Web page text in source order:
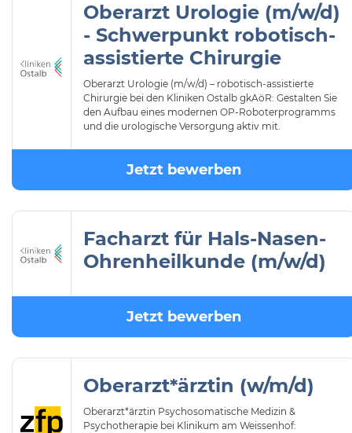
Oberarzt Urologie (m/w/d)
- Schwerpunkt robotisch-
assistierte Chirurgie
Oberarzt Urologie (m/w/d) – robotisch-assistierte
Chirurgie bei den Kliniken Ostalb gkAöR: Gestalten Sie
den Aufbau eines modernen OP-Roboterprogramms
und die urologische Versorgung aktiv mit.
Jetzt bewerben
Facharzt für Hals-Nasen-
Ohrenheilkunde (m/w/d)
Jetzt bewerben
Oberarzt*ärztin (w/m/d)
Oberarzt*ärztin Psychosomatische Medizin &
Psychotherapie bei Klinikum am Weissenhof: